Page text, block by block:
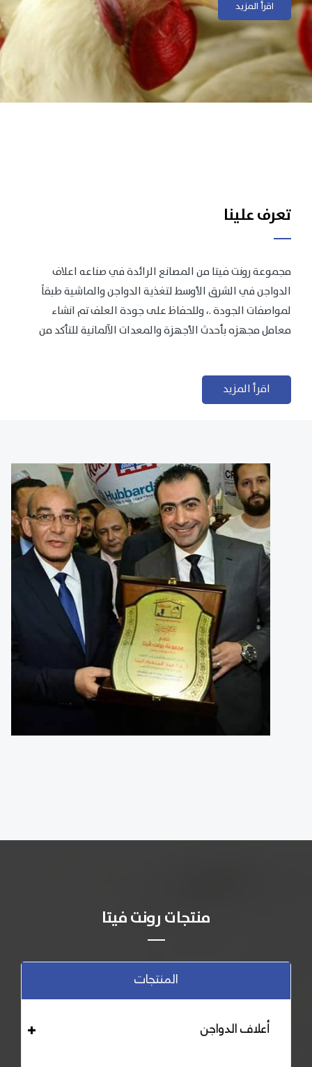
اقرأ المزيداقرأ المزيد
تعرف علينا
مجموعة رونت فيتا من المصانع الرائدة في صناعه اعلاف
الدواجن في الشرق الأوسط لتغذية الدواجن والماشية طبقاً
لمواصفات الجودة .، وللحفاظ على جودة العلف تم انشاء
معامل مجهزه بأحدث الأجهزة والمعدات الآلمانية للتأكد من
اقرأ المزيد
منتجات رونت فيتا
المنتجات
أعلاف الدواجن